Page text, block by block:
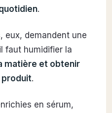
.
eux, demandent une
faut humidifier la
matière et obtenir
produit.
en sérum,